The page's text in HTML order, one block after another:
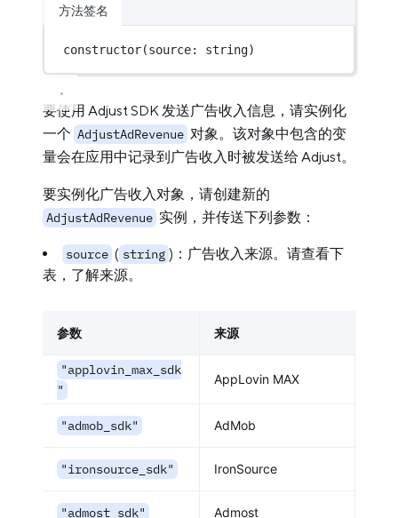
方法签名
constructor(source: string)
要使用 Adjust SDK 发送广告收入信息，请实例化
一个 AdjustAdRevenue 对象。该对象中包含的变
量会在应用中记录到广告收入时被发送给 Adjust。
要实例化广告收入对象，请创建新的
AdjustAdRevenue 实例，并传送下列参数：
source ( string )：广告收入来源。请查看下
表，了解来源。
参数 来源
"applovin_max_sdk
"
AppLovin MAX
"admob_sdk" AdMob
"ironsource_sdk" IronSource
"admost_sdk" Admost